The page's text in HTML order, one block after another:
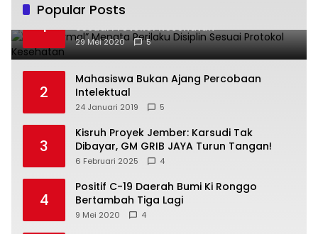
Popular Posts
1
“New Normal” Menata Perilaku Disiplin
Sesuai Protokol Kesehatan
29 Mei 2020 5
2
Mahasiswa Bukan Ajang Percobaan
Intelektual
24 Januari 2019 5
3
Kisruh Proyek Jember: Karsudi Tak
Dibayar, GM GRIB JAYA Turun Tangan!
6 Februari 2025 4
4
Positif C-19 Daerah Bumi Ki Ronggo
Bertambah Tiga Lagi
9 Mei 2020 4